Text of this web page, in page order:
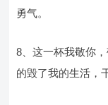
勇气。
8、这一杯我敬你
的毁了我的生活，